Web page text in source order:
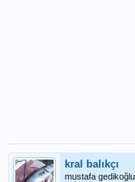
kral balıkçı
mustafa gedikoğlu